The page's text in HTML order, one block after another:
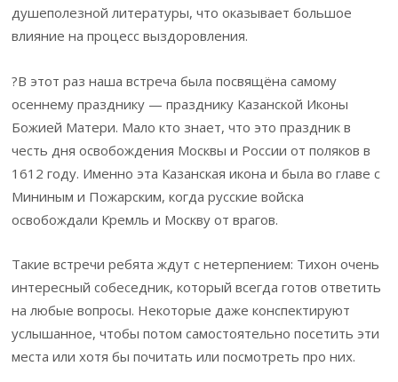
душеполезной литературы, что оказывает большое
влияние на процесс выздоровления.
?В этот раз наша встреча была посвящёна самому
осеннему празднику — празднику Казанской Иконы
Божией Матери. Мало кто знает, что это праздник в
честь дня освобождения Москвы и России от поляков в
1612 году. Именно эта Казанская икона и была во главе с
Мининым и Пожарским, когда русские войска
освобождали Кремль и Москву от врагов.
Такие встречи ребята ждут с нетерпением: Тихон очень
интересный собеседник, который всегда готов ответить
на любые вопросы. Некоторые даже конспектируют
услышанное, чтобы потом самостоятельно посетить эти
места или хотя бы почитать или посмотреть про них.